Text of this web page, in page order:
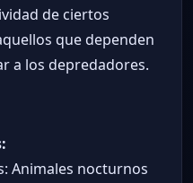
de ciertos
que dependen
a los depredadores.
Animales nocturnos